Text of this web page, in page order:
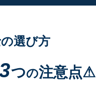
選び方
つの注意点⚠